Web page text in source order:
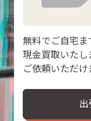
無料でご自宅ま
現金買取いたし
ご依頼いただけ
出